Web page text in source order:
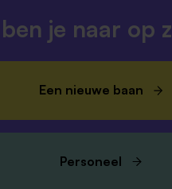
je naar op
Een nieuwe baan
Personeel